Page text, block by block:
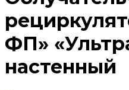
ФП»
настенный